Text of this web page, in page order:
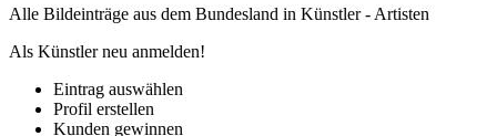
Alle Bildeinträge aus dem Bundesland in Künstler - Artisten
Als Künstler neu anmelden!
Eintrag auswählen
Profil erstellen
Kunden gewinnen